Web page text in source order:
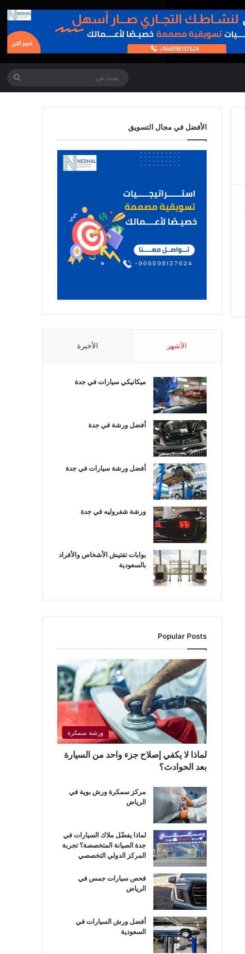
عن
الأفضل في مجال التسويق
الأشهر الأخيرة
ميكانيكي سيارات في جدة
أفضل ورشة في جدة
أفضل ورشة سيارات في جدة
ورشة شفروليه في جدة
بوابات تفتيش الأشخاص والأفراد
بالسعودية
Popular Posts
ورشة سمكرة
لماذا لا يكفي إصلاح جزء واحد من السيارة
بعد الحوادث؟
مركز سمكرة ورش بوية في
الرياض
لماذا يفضّل ملاك السيارات في
جدة الصيانة المتخصصة؟ تجربة
المركز الدولي التخصصي
فحص سيارات جمس في
الرياض
أفضل ورش السيارات في
السعودية